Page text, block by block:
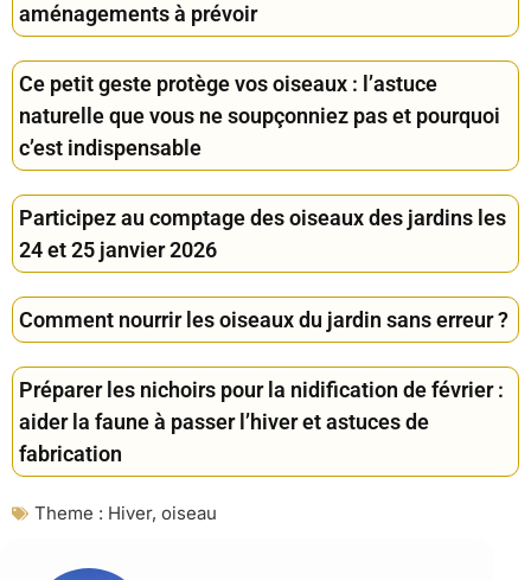
aménagements à prévoir
Ce petit geste protège vos oiseaux : l’astuce
naturelle que vous ne soupçonniez pas et pourquoi
c’est indispensable
Participez au comptage des oiseaux des jardins les
24 et 25 janvier 2026
Comment nourrir les oiseaux du jardin sans erreur ?
Préparer les nichoirs pour la nidification de février :
aider la faune à passer l’hiver et astuces de
fabrication
Theme : Hiver, oiseau